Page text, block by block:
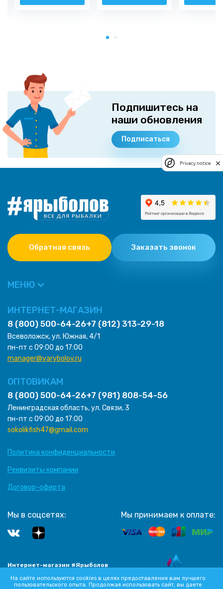
На сайте используются cookies в целях предоставления вам лучшего
пользовательского опыта. Продолжая использовать сайт, вы даете
Подпишитесь на
наши обновления
Подписаться
Обратная связь Заказать звонок
МЕНЮ
ИНТЕРНЕТ-МАГАЗИН
8 (800) 500-64-26+7 (812) 313-29-18
Всеволожск, ул. Южная, 4/1
пн-пт с 09:00 до 17:00
manager@yarybolov.ru
ОПТОВИКАМ
8 (800) 500-64-26+7 (981) 808-54-56
Ленинградская область, ул. Связи, 3
пн-пт с 09:00 до 17:00
sokolikfish47@gmail.com
Политика конфиденциальности
Реквизиты компании
Договор-оферта
Мы в соцсетях: Мы принимаем к оплате:
Интернет-магазин #Ярыболов
2012-2026 Все права защищены
Privacy notice